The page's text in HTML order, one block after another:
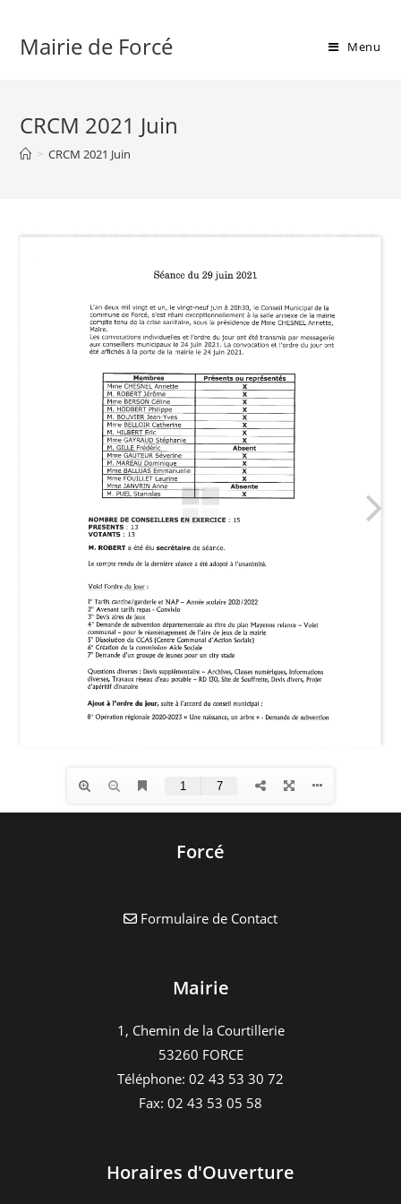
contentMairie de Forcé Menu
CRCM 2021 Juin
> CRCM 2021 Juin
Forcé
Formulaire de Contact
Mairie
1, Chemin de la Courtillerie
53260 FORCE
Téléphone: 02 43 53 30 72
Fax: 02 43 53 05 58
Horaires d'Ouverture